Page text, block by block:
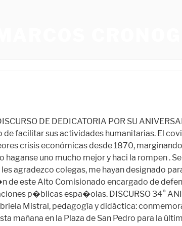
desplazados, asistencia médica a los enfermos, ayuda a los pobres y consuelo a los sin techo. Porque es aquí donde se encuentra nuestra mayor fortaleza, el cultivar y fomentar las artes, en especial el arte... ...nuevos desafíos de la educación del milenio sabemos que para lograr la misión que nos hemos propuesto debemos trabajar por una escuela exigente, donde se enseñe mejor y se aprenda más. ¡Disfrútalas y editalas a tu â¦ Tengo el honor de dirigirme a Ustedes y no puedo comenzar sin antes expresar mis más cordiales y afectuosos saludos de bienvenida a tan distinguidas visitas que nos acompañan en â¦ También seguimos atendiendo a los ancianos, tanto con proyectos de asistencia doméstica como en nuestras residencias, especialmente en Europa, donde gestionamos numerosos centros con programas avanzados para personas que sufren demencia y Alzheimer. Discurso del Lugarteniente del Gran Maestre Frey John T. Dunlap a los embajadores acreditados ante la Soberana Orden de Malta. Quisiera también saludar cordialmente a los nuevos embajadores de Serbia, Costa de Marfil, Senegal, Filipinas, Italia, Egipto, España, República Dominicana, Perú, Grecia, Bolivia, Polonia, Chile, Tailandia, Ucrania, Portugal, Austria, Ecuador y Macedonia del Norte, que presentaron sus credenciales e iniciaron su valiosa misión con nosotros durante 2022. Decano del Cuerpo diplomático acreditado ante la Soberana Orden Militar y Hospitalaria de San Juan de Jerusalén, de Rodas y de Malta Los africanos descubrieron a un siervo de los siervos de Dios, amable, sonriente, discreto y humilde, a pesar de la inmensidad de sus conocimientos y de su profundidad humana, moral y espiritual. Podemos decir con orgullo y â¦ Europa | Africa | America | Asia | Oceania, Para informaciones de carácter histórico y bibliográfico: Un proyecto que lleva en marcha unos 40 años y que cada año, en un país europeo diferente, reúne a cientos de jóvenes voluntarios y discapacitados de más de 20 países para pasar una semana juntos disfrutando de actividades al aire libre, visitas turísticas, interacción social y apoyo espiritual. a ti, regalo estos versos. Cuore Ana Rosa, muy seria y mirando a cámara, se acuerda de los que ya no están: "Nunca pensamos que llegaríamos a la mayoría de edad, por el camino perdimos a compañeros queridos en el camino, pero siempre son parte de nuestra historia". de Málaga El año 2022 ha